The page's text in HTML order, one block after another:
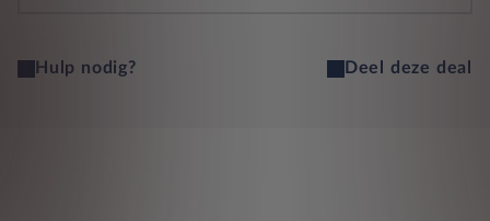
Hulp nodig? Deel deze deal